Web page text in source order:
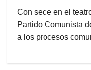
Con sede en el
Partido Comunista
a los procesos